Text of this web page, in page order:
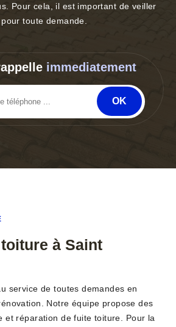
Pour cela, il est important de veiller
toute demande.
immediatement
à Saint
service de toutes demandes en
Notre équipe propose des
et réparation de fuite toiture. Pour la